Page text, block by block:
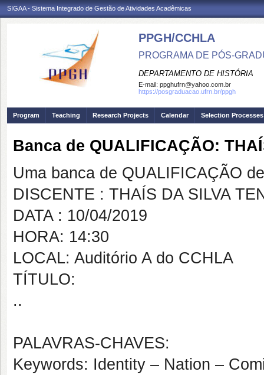
SIGAA - Sistema Integrado de Gestão de Atividades Acadêmicas
PPGH/CCHLA
PROGRAMA DE PÓS-
DEPARTAMENTO DE HISTÓRIA
E-mail: ppghufrn@yahoo.com.br
https://posgraduacao.ufrn.br/ppgh
Program Teaching Research Projects Calendar Selection Processes
Banca de QUALIFICAÇÃO:
Uma banca de QUALIFICAÇÃO
DISCENTE : THAÍS DA SILVA
DATA : 10/04/2019
HORA: 14:30
LOCAL: Auditório A do CCHLA
TÍTULO:
..
PALAVRAS-CHAVES:
Keywords: Identity – Nation –